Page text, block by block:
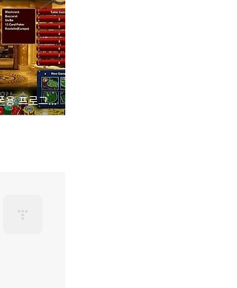
이번 애플 아이폰용 프로그래밍 언어 제한 조치를 평함